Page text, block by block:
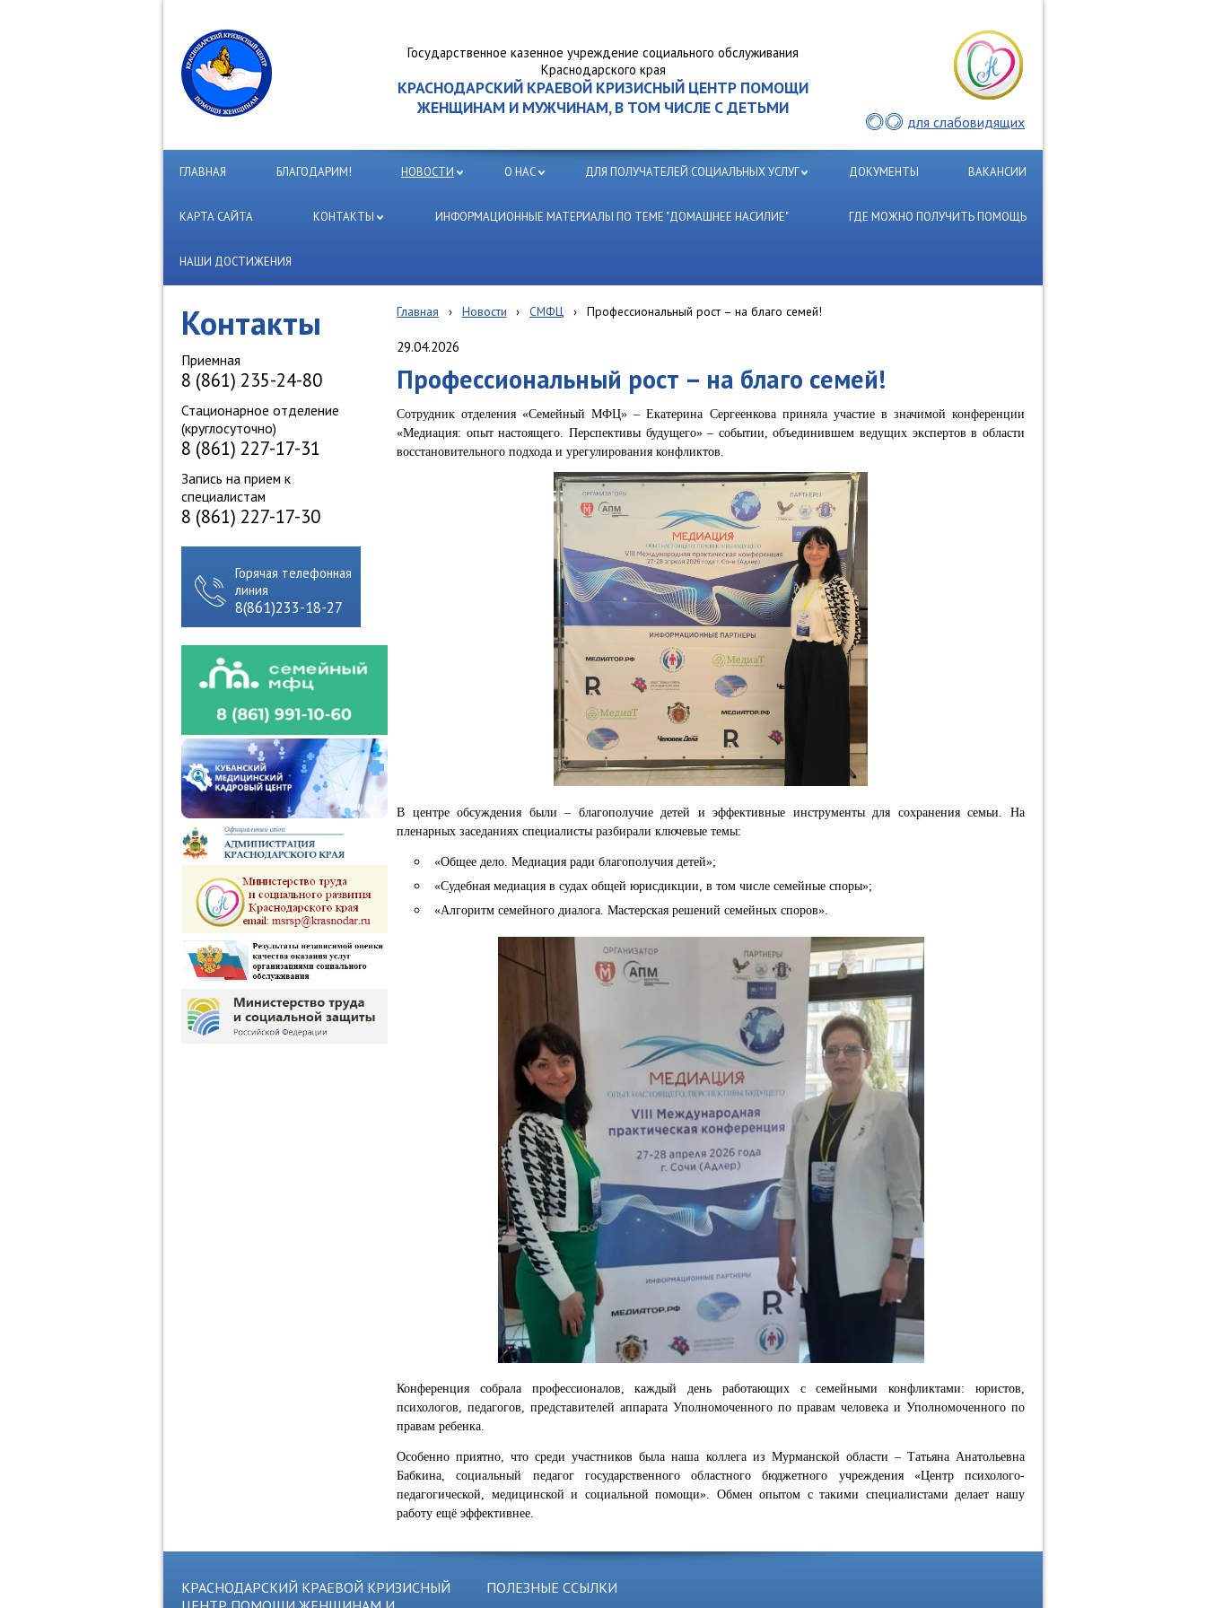
для слабовидящих
Государственное казенное учреждение социального обслуживания
Краснодарского края
КРАСНОДАРСКИЙ КРАЕВОЙ КРИЗИСНЫЙ ЦЕНТР ПОМОЩИ
ЖЕНЩИНАМ И МУЖЧИНАМ, В ТОМ ЧИСЛЕ С ДЕТЬМИ
ГЛАВНАЯ БЛАГОДАРИМ! НОВОСТИ О НАС ДЛЯ ПОЛУЧАТЕЛЕЙ СОЦИАЛЬНЫХ УСЛУГ ДОКУМЕНТЫ ВАКАНСИИ
КАРТА САЙТА КОНТАКТЫ ИНФОРМАЦИОННЫЕ МАТЕРИАЛЫ ПО ТЕМЕ "ДОМАШНЕЕ НАСИЛИЕ" ГДЕ МОЖНО ПОЛУЧИТЬ ПОМОЩЬ
НАШИ ДОСТИЖЕНИЯ
Контакты
Приемная
8 (861) 235-24-80
Стационарное отделение
(круглосуточно)
8 (861) 227-17-31
Запись на прием к
специалистам
8 (861) 227-17-30
Горячая телефонная
линия
8(861)233-18-27
Главная › Новости › СМФЦ › Профессиональный рост – на благо семей!
29.04.2026
Профессиональный рост – на благо семей!
Сотрудник отделения «Семейный МФЦ» – Екатерина Сергеенкова приняла участие в значимой конференции
«Медиация: опыт настоящего. Перспективы будущего» – событии, объединившем ведущих экспертов в области
восстановительного подхода и урегулирования конфликтов.
В центре обсуждения были – благополучие детей и эффективные инструменты для сохранения семьи. На
пленарных заседаниях специалисты разбирали ключевые темы:
«Общее дело. Медиация ради благополучия детей»;
«Судебная медиация в судах общей юрисдикции, в том числе семейные споры»;
«Алгоритм семейного диалога. Мастерская решений семейных споров».
Конференция собрала профессионалов, каждый день работающих с семейными конфликтами: юристов,
психологов, педагогов, представителей аппарата Уполномоченного по правам человека и Уполномоченного по
правам ребенка.
Особенно приятно, что среди участников была наша коллега из Мурманской области – Татьяна Анатольевна
Бабкина, социальный педагог государственного областного бюджетного учреждения «Центр психолого-
педагогической, медицинской и социальной помощи». Обмен опытом с такими специалистами делает нашу
работу ещё эффективнее.
КРАСНОДАРСКИЙ КРАЕВОЙ КРИЗИСНЫЙ
ПОЛЕЗНЫЕ ССЫЛКИ